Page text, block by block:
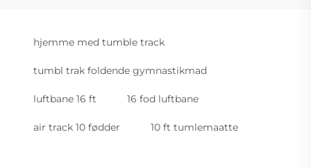
hjemme med tumble track
tumbl trak foldende gymnastikmad
luftbane 16 ft 16 fod luftbane
air track 10 fødder 10 ft tumlemaatte